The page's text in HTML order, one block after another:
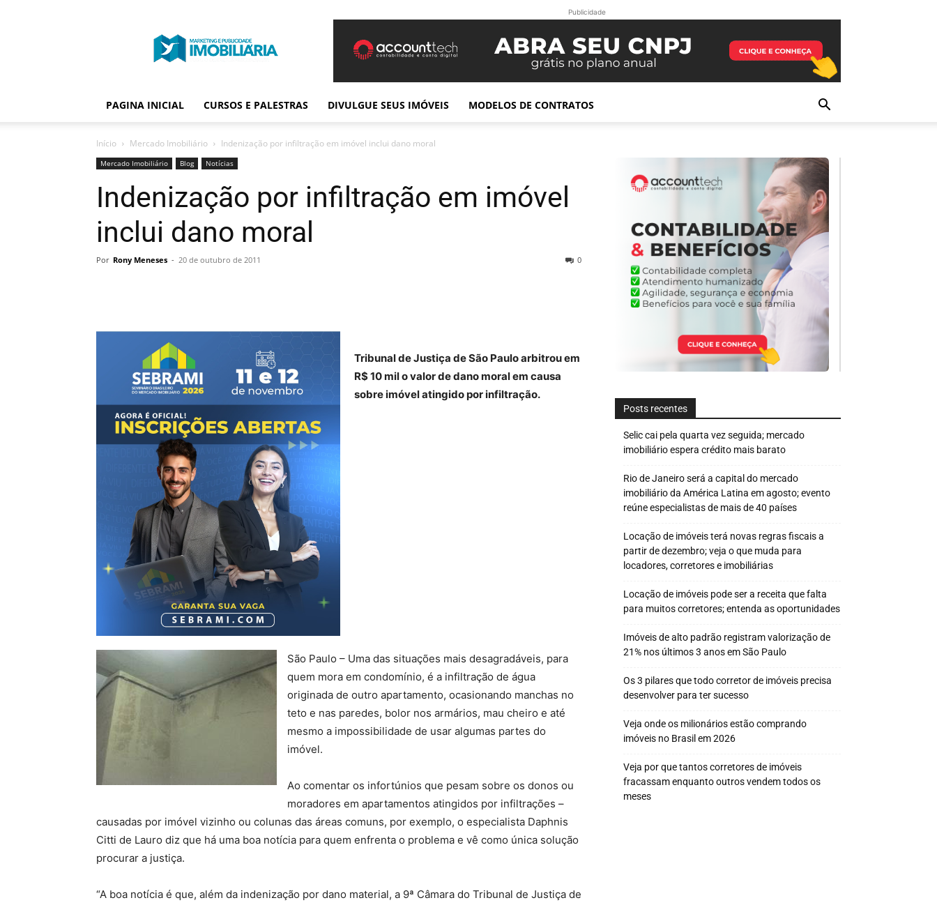
Publicidade
Imobiliária
Publicidade
PAGINA INICIAL CURSOS E PALESTRAS DIVULGUE SEUS IMÓVEIS MODELOS DE CONTRATOS
Início Mercado Imobiliário Indenização por infiltração em imóvel inclui dano moral
Mercado Imobiliário Blog Notícias
Indenização por infiltração em imóvel
inclui dano moral
Por Rony Meneses - 20 de outubro de 2011 0
Tribunal de Justiça de São Paulo arbitrou em
R$ 10 mil o valor de dano moral em causa
sobre imóvel atingido por infiltração.
São Paulo – Uma das situações mais desagradáveis, para
quem mora em condomínio, é a infiltração de água
originada de outro apartamento, ocasionando manchas no
teto e nas paredes, bolor nos armários, mau cheiro e até
mesmo a impossibilidade de usar algumas partes do
imóvel.
Ao comentar os infortúnios que pesam sobre os donos ou
moradores em apartamentos atingidos por infiltrações –
causadas por imóvel vizinho ou colunas das áreas comuns, por exemplo, o especialista Daphnis
Citti de Lauro diz que há uma boa notícia para quem enfrenta o problema e vê como única solução
procurar a justiça.
“A boa notícia é que, além da indenização por dano material, a 9ª Câmara do Tribunal de Justiça de
Posts recentes
Selic cai pela quarta vez seguida; mercado
imobiliário espera crédito mais barato
Rio de Janeiro será a capital do mercado
imobiliário da América Latina em agosto; evento
reúne especialistas de mais de 40 países
Locação de imóveis terá novas regras fiscais a
partir de dezembro; veja o que muda para
locadores, corretores e imobiliárias
Locação de imóveis pode ser a receita que falta
para muitos corretores; entenda as oportunidades
Imóveis de alto padrão registram valorização de
21% nos últimos 3 anos em São Paulo
Os 3 pilares que todo corretor de imóveis precisa
desenvolver para ter sucesso
Veja onde os milionários estão comprando
imóveis no Brasil em 2026
Veja por que tantos corretores de imóveis
fracassam enquanto outros vendem todos os
meses